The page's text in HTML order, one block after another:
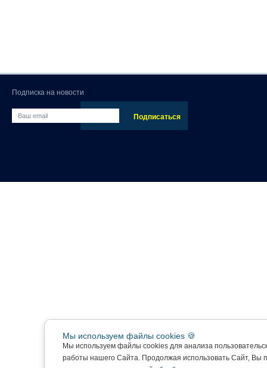
Подписка на новости
Мы используем файлы cookies 🍪
Мы используем файлы cookies для анализа
работы нашего Сайта. Продолжая использовать Сайт, Вы